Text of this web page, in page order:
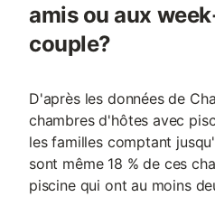
amis ou aux
couple?
D'après les données de
chambres d'hôtes avec
les familles comptant
sont même 18 % de ces
piscine qui ont au moins